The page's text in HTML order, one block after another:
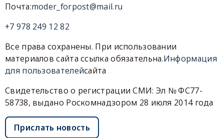
Почта:moder_forpost@mail.ru
+7 978 249 12 82
Все права сохранены. При использовании
материалов сайта ссылка обязательна.Информация
для пользователейсайта
Свидетельство о регистрации СМИ: Эл № ФС77-
58738, выдано Роскомнадзором 28 июля 2014 года
Прислать новость